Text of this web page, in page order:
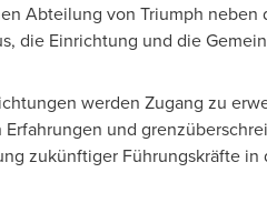
Abteilung von Triumph
die Einrichtung und die
werden Zugang zu
und
zukünftiger Führungskräfte